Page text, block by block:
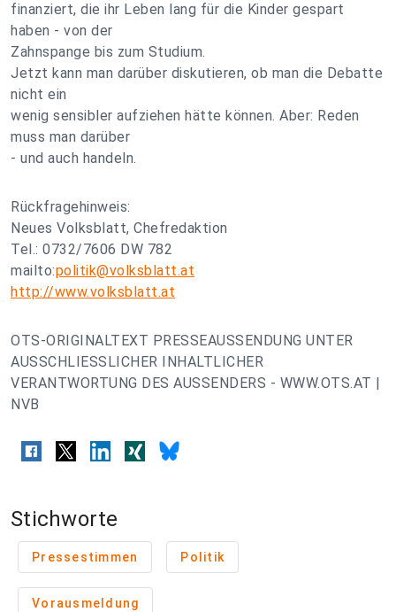
finanziert, die ihr Leben lang für die Kinder gespart
haben - von der
Zahnspange bis zum Studium.
Jetzt kann man darüber diskutieren, ob man die Debatte
nicht ein
wenig sensibler aufziehen hätte können. Aber: Reden
muss man darüber
- und auch handeln.
Rückfragehinweis:
Neues Volksblatt, Chefredaktion
Tel.: 0732/7606 DW 782
mailto:politik@volksblatt.at
http://www.volksblatt.at
OTS-ORIGINALTEXT PRESSEAUSSENDUNG UNTER
AUSSCHLIESSLICHER INHALTLICHER
VERANTWORTUNG DES AUSSENDERS - WWW.OTS.AT |
NVB
Stichworte
Pressestimmen Politik
Vorausmeldung